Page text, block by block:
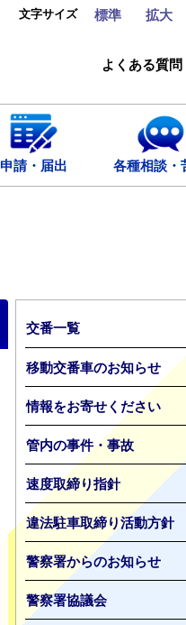
文字サイズ 標準 拡大
よくある質問
申請・届出 各種相談・
交番一覧
移動交番車のお知らせ
情報をお寄せください
管内の事件・事故
速度取締り指針
違法駐車取締り活動方針
警察署からのお知らせ
警察署協議会